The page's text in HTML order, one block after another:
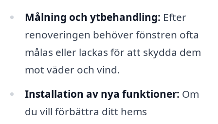
Målning och ytbehandling: Efter
renoveringen behöver fönstren ofta
målas eller lackas för att skydda dem
mot väder och vind.
Installation av nya funktioner: Om
du vill förbättra ditt hems